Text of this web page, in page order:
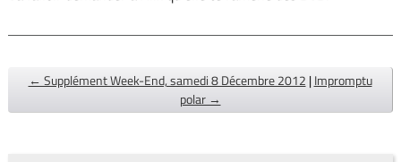
← Supplément Week-End, samedi 8 Décembre 2012 | Impromptu
polar →